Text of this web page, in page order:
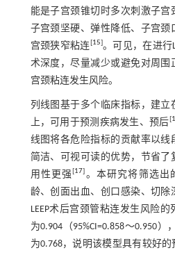
能是子宫颈锥切时多次刺激子宫
子宫颈坚硬、弹性降低、子宫颈
宫颈狭窄粘连 15 。可见，在进行
术深度，尽量减少或避免对周围
宫颈粘连发生风险。
列线图基于多个临床指标，建立
上，可用于预测疾病发生、预后
线图将各危险指标的贡献率以线
简洁、可视可读的优势，节省了
用性更强 17 。本研究将筛选出
龄、创面出血、创口感染、切除
LEEP术后宫颈管粘连发生风险
为0.904（95%CI=0.858～0.950
为0.768，说明该模型具有较好